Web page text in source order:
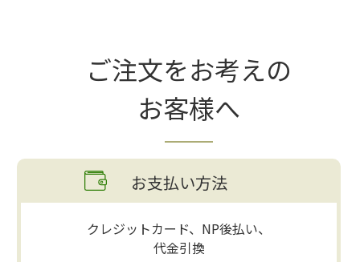
ご注文をお考えの
お客様へ
お支払い方法
クレジットカード、NP後払い、
代金引換